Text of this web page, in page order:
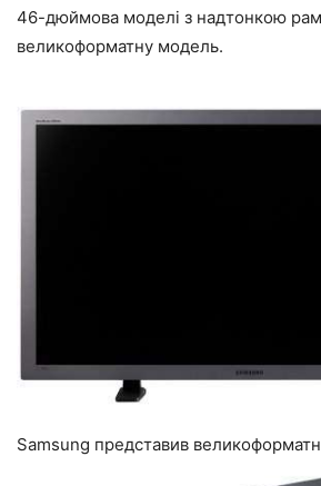
46-дюймова моделі з надтонкою
великоформатну модель.
Samsung представив